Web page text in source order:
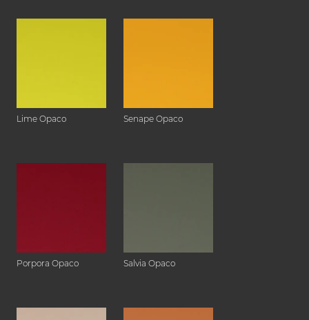
Lime Opaco Senape Opaco
Porpora Opaco Salvia Opaco